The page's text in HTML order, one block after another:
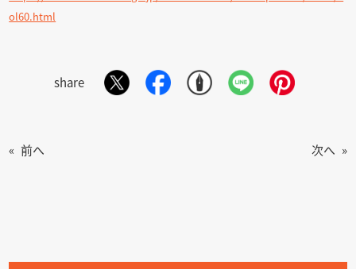
ol60.html
share
« 前へ 次へ »